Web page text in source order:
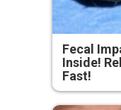
Fecal
Inside!
Fast!